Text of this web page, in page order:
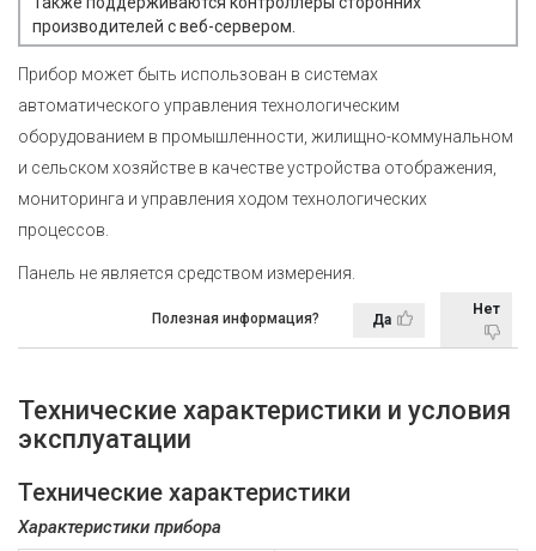
производителей с веб-сервером.
Прибор может быть использован в системах
автоматического управления технологическим
оборудованием в промышленности, жилищно-коммунальном
и сельском хозяйстве в качестве устройства отображения,
мониторинга и управления ходом технологических
процессов.
Панель не является средством измерения.
Полезная информация? Да
Нет
Технические характеристики и условия
эксплуатации
Технические характеристики
Характеристики прибора